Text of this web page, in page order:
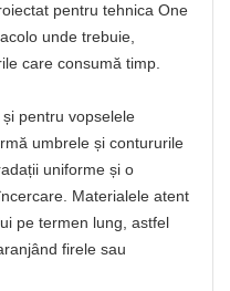
pentru tehnica One
unde trebuie,
care consumă timp.
pentru vopselele
umbrele și contururile
uniforme și o
Materialele atent
pe termen lung, astfel
firele sau